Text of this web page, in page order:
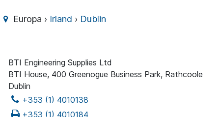
Europa › Irland › Dublin
BTI Engineering Supplies Ltd
BTI House, 400 Greenogue Business Park, Rathcoole
Dublin
+353 (1) 4010138
+353 (1) 4010184